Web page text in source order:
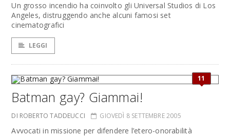
Un grosso incendio ha coinvolto gli Universal Studios di Los
Angeles, distruggendo anche alcuni famosi set
cinematografici
LEGGI
11
Batman gay? Giammai!
DI ROBERTO TADDEUCCI GIOVEDÌ 8 SETTEMBRE 2005
Avvocati in missione per difendere l’etero-onorabilità